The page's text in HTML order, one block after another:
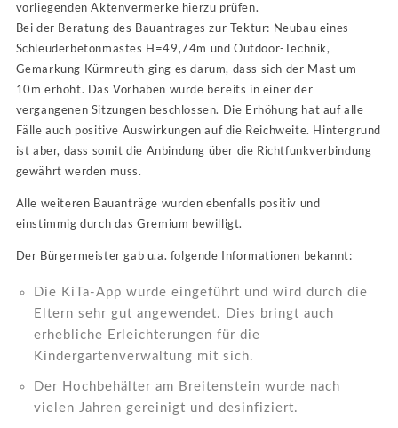
vorliegenden Aktenvermerke hierzu prüfen.
Bei der Beratung des Bauantrages zur Tektur: Neubau eines
Schleuderbetonmastes H=49,74m und Outdoor-Technik,
Gemarkung Kürmreuth ging es darum, dass sich der Mast um
10m erhöht. Das Vorhaben wurde bereits in einer der
vergangenen Sitzungen beschlossen. Die Erhöhung hat auf alle
Fälle auch positive Auswirkungen auf die Reichweite. Hintergrund
ist aber, dass somit die Anbindung über die Richtfunkverbindung
gewährt werden muss.
Alle weiteren Bauanträge wurden ebenfalls positiv und
einstimmig durch das Gremium bewilligt.
Der Bürgermeister gab u.a. folgende Informationen bekannt:
Die KiTa-App wurde eingeführt und wird durch die
Eltern sehr gut angewendet. Dies bringt auch
erhebliche Erleichterungen für die
Kindergartenverwaltung mit sich.
Der Hochbehälter am Breitenstein wurde nach
vielen Jahren gereinigt und desinfiziert.